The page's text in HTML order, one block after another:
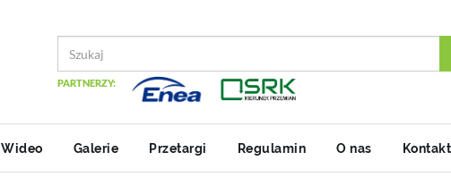
PARTNERZY:
Wideo Galerie Przetargi Regulamin O nas Kontakt